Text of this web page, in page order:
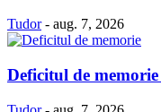
Tudor - aug. 7, 2026
Deficitul de